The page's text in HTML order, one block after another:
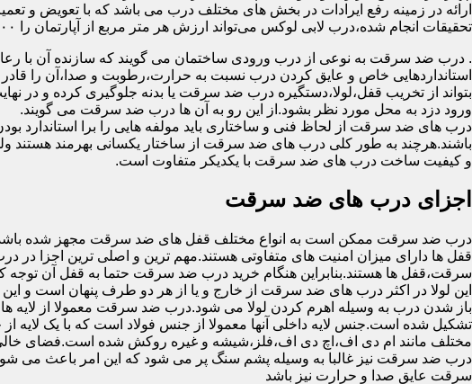
ارائه در زمینه رفع ایرادات در بخش های مختلف درب می باشد که با تعویض و
تحقیقات انجام شده،درب لابی لوکس می‌تواند ارزش هر متر مربع از آپارتمان را ۱۰۰ تا ۵۰۰ هزار تومان افزایش دهد،درب ضد سرقت چینی در پانزده خرداد،
. درب ضد سرقت به نوعی از درب ورودی ساختمان می گویند که سازنده آن با
استانداردهایی خاص و عایق کردن درب نسبت به حرارت،رطوبت و صدا،آن را قادر
بتواند از تخریب قفل،لولا،دستگیره درب ضد سرقت یا بدنه جلوگیری کرده و در
ورود دزد به محل مورد نظر بشود.از این رو به آن ها درب ضد سرقت می گویند.
درب های ضد سرقت از لحاظ فنی و ساختاری باید مولفه هایی را برا استاندارد بودن
باشند.هرچند به طور کلی درب های ضد سرقت از ساختار یکسانی بهرمند هستند
و کیفیت ساخت درب های ضد سرقت با یکدیکر متفاوت است.
اجزای درب های ضد سرقت
درب ضد سرقت ممکن است به انواع مختلف قفل های ضد سرقت مجهز شده
قفل ها دارای میزان امنیت های متفاوتی هستند.مهم ترین و اصلی ترین اجزا در
سرقت،قفل ها هستند.بنابراین هنگام خرید درب ضد سرقت حتما به قفل آن توجه
این لولا در اکثر درب های ضد سرقت از خارج و یا از هر دو طرف پنهان است و این
باز شدن درب به وسیله اهرم کردن لولا می شود.درب ضد سرقت معمولا از لایه
تشکیل شده است.جنس لایه داخلی آنها معمولا از جنس فولاد است که با یک لایه
مختلف مانند ام دی اف،اچ دی اف،فلز،شیشه و غیره روکش شده است.فضای
درب ضد سرقت نیز غالبا به وسیله پشم سنگ پر می شود که این امر باعث می
سرقت عایق صدا و حرارت نیز باشد